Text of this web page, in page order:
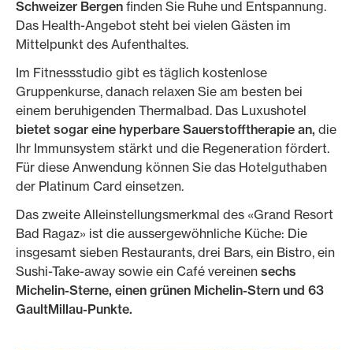
Schweizer Bergen finden Sie Ruhe und Entspannung.
Das Health-Angebot steht bei vielen Gästen im
Mittelpunkt des Aufenthaltes.
Im Fitnessstudio gibt es täglich kostenlose
Gruppenkurse, danach relaxen Sie am besten bei
einem beruhigenden Thermalbad. Das Luxushotel
bietet sogar eine hyperbare Sauerstofftherapie an, die
Ihr Immunsystem stärkt und die Regeneration fördert.
Für diese Anwendung können Sie das Hotelguthaben
der Platinum Card einsetzen.
Das zweite Alleinstellungsmerkmal des «Grand Resort
Bad Ragaz» ist die aussergewöhnliche Küche: Die
insgesamt sieben Restaurants, drei Bars, ein Bistro, ein
Sushi-Take-away sowie ein Café vereinen sechs
Michelin-Sterne, einen grünen Michelin-Stern und 63
GaultMillau-Punkte.